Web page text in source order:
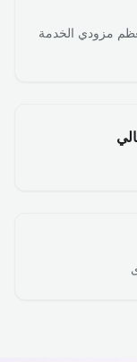
مزودي الخدمة